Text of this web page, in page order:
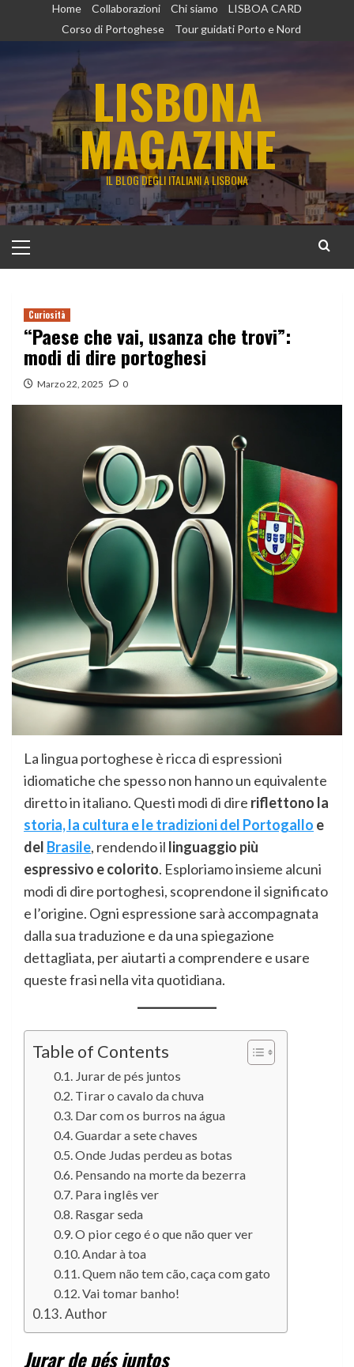
Home Collaborazioni Chi siamo
LISBOA CARD
Corso di Portoghese
Tour guidati Porto e Nord
LISBONA
MAGAZINE
IL BLOG DEGLI ITALIANI A LISBONA
principale
Curiosità
“Paese che vai, usanza che trovi”:
modi di dire portoghesi
Marzo 22, 2025 0
La lingua portoghese è ricca di espressioni
idiomatiche che spesso non hanno un equivalente
diretto in italiano. Questi modi di dire riflettono la
storia, la cultura e le tradizioni del Portogallo e
del Brasile, rendendo il linguaggio più
espressivo e colorito. Esploriamo insieme alcuni
modi di dire portoghesi, scoprendone il significato
e l’origine. Ogni espressione sarà accompagnata
dalla sua traduzione e da una spiegazione
dettagliata, per aiutarti a comprendere e usare
queste frasi nella vita quotidiana.
Table of Contents
Jurar de pés juntos
Tirar o cavalo da chuva
Dar com os burros na água
Guardar a sete chaves
Onde Judas perdeu as botas
Pensando na morte da bezerra
Para inglês ver
Rasgar seda
O pior cego é o que não quer ver
Andar à toa
Quem não tem cão, caça com gato
Vai tomar banho!
Author
Jurar de pés juntos